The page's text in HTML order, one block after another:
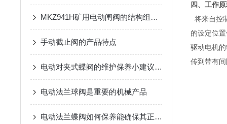
MKZ941H矿用电动闸阀的结构组成及性能特点
手动截止阀的产品特点
电动对夹式蝶阀的维护保养小建议分享
电动法兰球阀是重要的机械产品
电动法兰蝶阀如何保养能确保其正常运行和使用寿命的延长
四、工作
将来自控
的设定位
驱动电机
传到带有